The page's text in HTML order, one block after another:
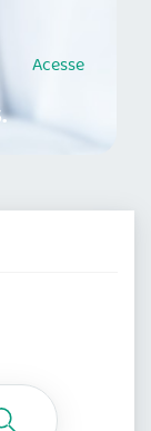
Acesse